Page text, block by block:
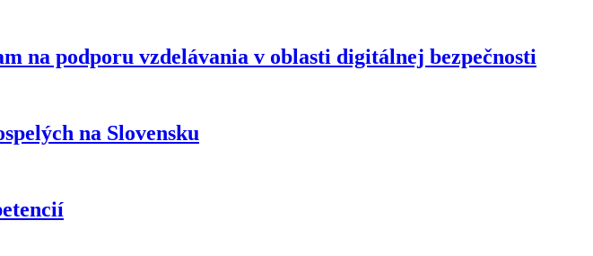
na podporu vzdelávania v oblasti digitálnej bezpečnosti
na Slovensku